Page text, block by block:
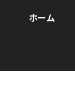
ホーム